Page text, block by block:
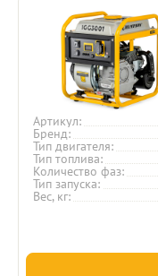
Артикул
Бренд
Тип двигателя
Тип топлива
Количество фаз
Тип запуска
Вес, кг